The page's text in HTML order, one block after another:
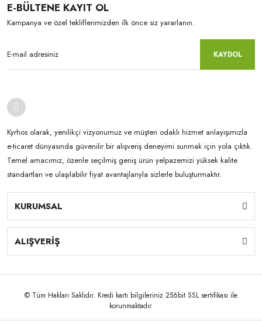
E-BÜLTENE KAYIT OL
Kampanya ve özel tekliflerimizden ilk önce siz yararlanın.
KAYDOL
Kyrhos olarak, yenilikçi vizyonumuz ve müşteri odaklı hizmet anlayışımızla
e-ticaret dünyasında güvenilir bir alışveriş deneyimi sunmak için yola çıktık.
Temel amacımız, özenle seçilmiş geniş ürün yelpazemizi yüksek kalite
standartları ve ulaşılabilir fiyat avantajlarıyla sizlerle buluşturmaktır.
KURUMSAL
ALIŞVERİŞ
© Tüm Hakları Saklıdır. Kredi kartı bilgileriniz 256bit SSL sertifikası ile
korunmaktadır.